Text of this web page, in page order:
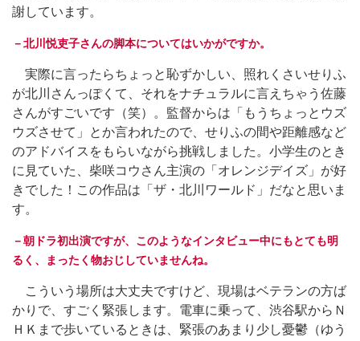
謝しています。
－北川悦吏子さんの脚本についてはいかがですか。
実際に言ったらちょっと恥ずかしい、照れくさいせりふ
が北川さんっぽくて、それをナチュラルに言えちゃう佐藤
さんがすごいです（笑）。監督からは「もうちょっとウズ
ウズさせて」とか言われたので、せりふの間や距離感など
のアドバイスをもらいながら挑戦しました。小学生のとき
に見ていた、柴咲コウさん主演の「オレンジデイズ」が好
きでした！この作品は「ザ・北川ワールド」だなと思いま
す。
－朝ドラ初出演ですが、このようなインタビュー中にもとても明
るく、まったく物おじしていませんね。
こういう場所は大丈夫ですけど、現場はベテランの方ば
かりで、すごく緊張します。電車に乗って、渋谷駅からＮ
ＨＫまで歩いているときは、緊張のあまり少し憂鬱（ゆう